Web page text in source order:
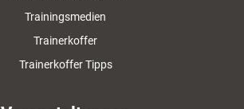
Trainingsmedien
Trainerkoffer
Trainerkoffer Tipps